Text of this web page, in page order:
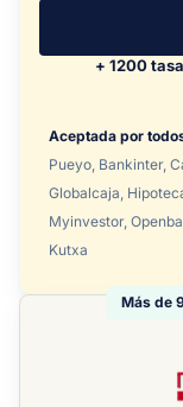
+ 1200
Aceptada por
Pueyo, Bankinter,
Globalcaja,
Myinvestor,
Kutxa
Más de